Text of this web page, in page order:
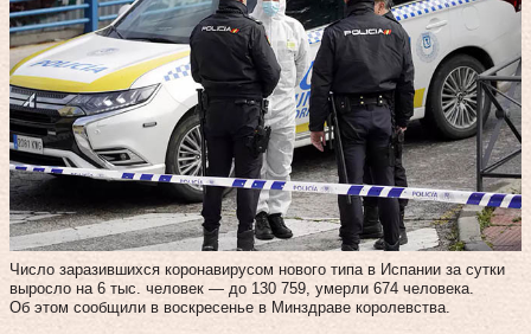
Число заразившихся коронавирусом нового типа в Испании за сутки
выросло на 6 тыс. человек — до 130 759, умерли 674 человека.
Об этом сообщили в воскресенье в Минздраве королевства.